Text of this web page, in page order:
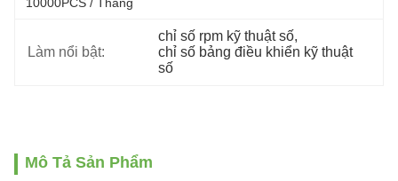
Làm nổi bật:
chỉ số rpm kỹ thuật số,
chỉ số bảng điều khiển kỹ thuật
số
Mô Tả Sản Phẩm